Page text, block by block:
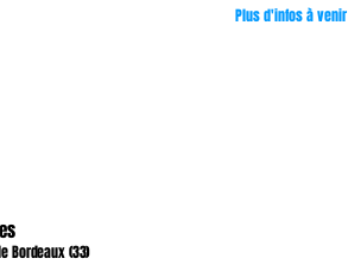
Plus d'infos à venir
Bordeaux (33)